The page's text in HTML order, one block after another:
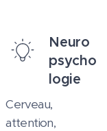
Neuro
psycho
logie
Cerveau,
attention,